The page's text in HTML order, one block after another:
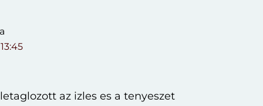
az izles es a tenyeszet